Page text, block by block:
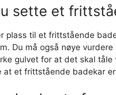
sette et
plass til et frittstående
Du må også nøye
gulvet for at det skal
at et frittstående badekar